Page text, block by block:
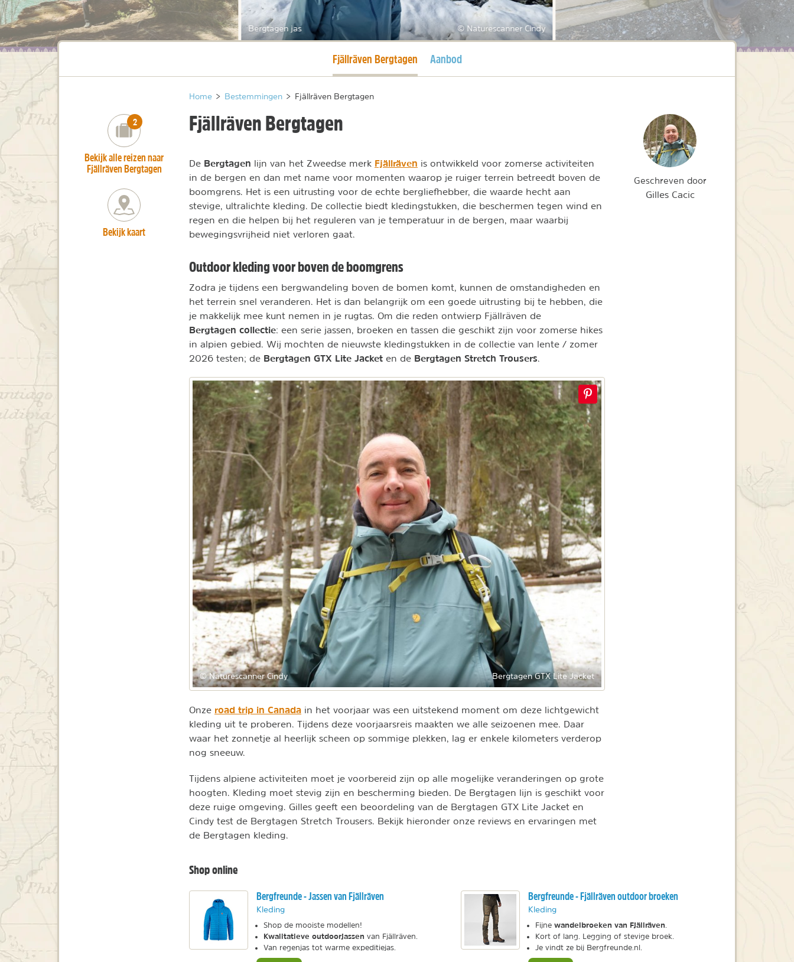
Bergtagen jas © Naturescanner Cindy
Huidige pagina
Fjällräven Bergtagen Aanbod
Home > Bestemmingen > Fjällräven Bergtagen
Fjällräven Bergtagen
De Bergtagen lijn van het Zweedse merk Fjällräven is ontwikkeld voor zomerse activiteiten
in de bergen en dan met name voor momenten waarop je ruiger terrein betreedt boven de
boomgrens. Het is een uitrusting voor de echte bergliefhebber, die waarde hecht aan
stevige, ultralichte kleding. De collectie biedt kledingstukken, die beschermen tegen wind en
regen en die helpen bij het reguleren van je temperatuur in de bergen, maar waarbij
bewegingsvrijheid niet verloren gaat.
Outdoor kleding voor boven de boomgrens
Zodra je tijdens een bergwandeling boven de bomen komt, kunnen de omstandigheden en
het terrein snel veranderen. Het is dan belangrijk om een goede uitrusting bij te hebben, die
je makkelijk mee kunt nemen in je rugtas. Om die reden ontwierp Fjällräven de
Bergtagen collectie: een serie jassen, broeken en tassen die geschikt zijn voor zomerse hikes
in alpien gebied. Wij mochten de nieuwste kledingstukken in de collectie van lente / zomer
2026 testen; de Bergtagen GTX Lite Jacket en de Bergtagen Stretch Trousers.
© Naturescanner Cindy Bergtagen GTX Lite Jacket
Onze road trip in Canada in het voorjaar was een uitstekend moment om deze lichtgewicht
kleding uit te proberen. Tijdens deze voorjaarsreis maakten we alle seizoenen mee. Daar
waar het zonnetje al heerlijk scheen op sommige plekken, lag er enkele kilometers verderop
nog sneeuw.
Tijdens alpiene activiteiten moet je voorbereid zijn op alle mogelijke veranderingen op grote
hoogten. Kleding moet stevig zijn en bescherming bieden. De Bergtagen lijn is geschikt voor
deze ruige omgeving. Gilles geeft een beoordeling van de Bergtagen GTX Lite Jacket en
Cindy test de Bergtagen Stretch Trousers. Bekijk hieronder onze reviews en ervaringen met
de Bergtagen kleding.
Shop online
Bergfreunde - Jassen van Fjällräven
Kleding
Shop de mooiste modellen!
Kwalitatieve outdoorjassen van Fjällräven.
Van regenjas tot warme expeditiejas.
Bergfreunde - Fjällräven outdoor broeken
Kleding
Fijne wandelbroeken van Fjällräven
Kort of lang. Legging of stevige broek.
Je vindt ze bij Bergfreunde.nl.
number_of_trips:
2
Bekijk alle reizen naar
Fjällräven Bergtagen
Bekijk kaart
Geschreven door
Gilles Cacic